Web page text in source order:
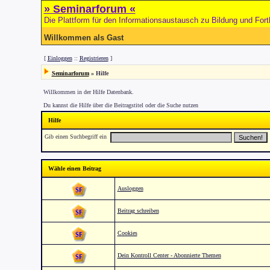
» Seminarforum «
Die Plattform für den Informationsaustausch zu Bildung und
Willkommen als Gast
[ Einloggen:: Registrieren]
Seminarforum» Hilfe
Willkommen in der Hilfe Datenbank.
Du kannst die Hilfe über die Beitragstitel oder die Suche nutzen
Hilfe
Gib einen Suchbegriff ein
Wähle einen Beitrag
Ausloggen
Beitrag schreiben
Cookies
Dein Kontroll Center - Abonnierte Themen